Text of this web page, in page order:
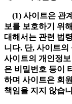
(1) 사이트은 관
보를 보호하기 위
대해서는 관련 법
니다. 단, 사이트
사이트의 개인정
은 비밀번호 등이
하며 사이트은 회
책임을 지지 않습